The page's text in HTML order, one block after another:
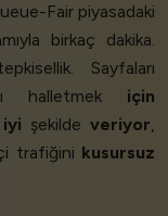
Fair piyasadaki
birkaç dakika.
Sayfaları
halletmek için
iyi şekildeveriyor,
trafiğini kusursuz